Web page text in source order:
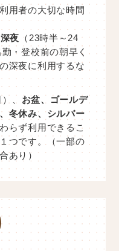
用者の大切な時間
夜 （23時半～24
・登校前の朝早く
深夜に利用するな
、 お盆、ゴールデ
冬休み、シルバー
らず利用できるこ
つです。（一部の
あり）